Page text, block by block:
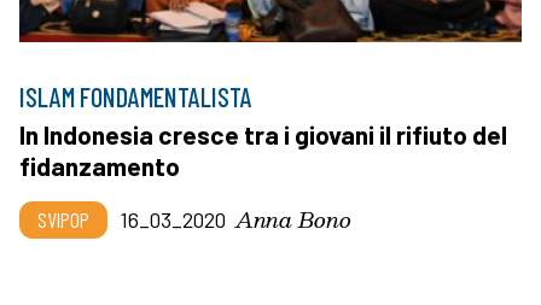
ISLAM FONDAMENTALISTA
In Indonesia cresce tra i giovani il rifiuto del
fidanzamento
SVIPOP 16_03_2020 Anna Bono